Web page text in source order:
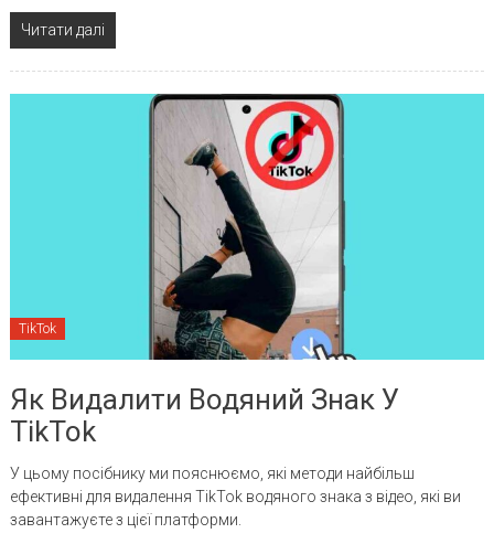
Читати далі
TikTok
Як Видалити Водяний Знак У
TikTok
У цьому посібнику ми пояснюємо, які методи найбільш
ефективні для видалення TikTok водяного знака з відео, які ви
завантажуєте з цієї платформи.